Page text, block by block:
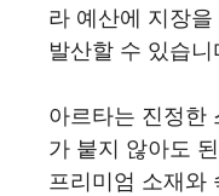
라 예산에 지장
발산할 수 있습니
아르타는 진정한
가 붙지 않아도
프리미엄 소재와